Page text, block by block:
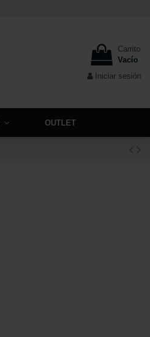
Carrito
Vacío
Iniciar sesión
OUTLET